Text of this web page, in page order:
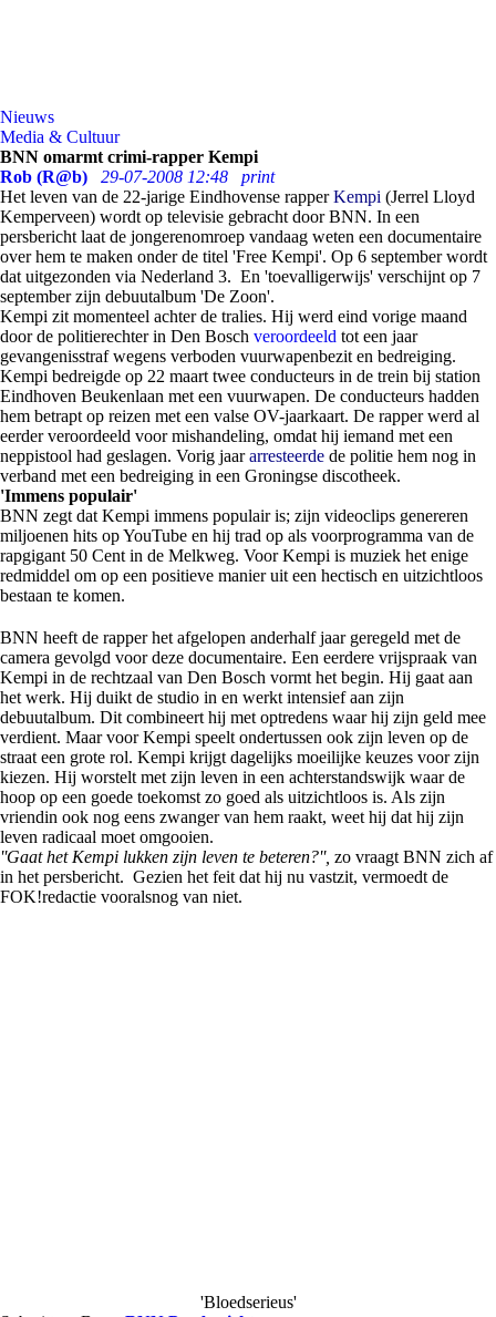
Nieuws
Media & Cultuur
BNN omarmt crimi-rapper Kempi
Rob (R@b)
29-07-2008 12:48
print
Het leven van de 22-jarige Eindhovense rapperKempi (Jerrel Lloyd
Kemperveen) wordt op televisie gebracht door BNN. In een
persbericht laat de jongerenomroep vandaag weten een documentaire
over hem te maken onder de titel 'Free Kempi'. Op 6 september wordt
dat uitgezonden via Nederland 3. En 'toevalligerwijs' verschijnt op 7
september zijn debuutalbum 'De Zoon'.
Kempi zit momenteel achter de tralies. Hij werd eind vorige maand
door de politierechter in Den Bosch veroordeeld tot een jaar
gevangenisstraf wegens verboden vuurwapenbezit en bedreiging.
Kempi bedreigde op 22 maart twee conducteurs in de trein bij station
Eindhoven Beukenlaan met een vuurwapen. De conducteurs hadden
hem betrapt op reizen met een valse OV-jaarkaart. De rapper werd al
eerder veroordeeld voor mishandeling, omdat hij iemand met een
neppistool had geslagen. Vorig jaararresteerde de politie hem nog in
verband met een bedreiging in een Groningse discotheek.
'Immens populair'
BNN zegt dat Kempi immens populair is; zijn videoclips genereren
miljoenen hits op YouTube en hij trad op als voorprogramma van de
rapgigant 50 Cent in de Melkweg. Voor Kempi is muziek het enige
redmiddel om op een positieve manier uit een hectisch en uitzichtloos
bestaan te komen.
BNN heeft de rapper het afgelopen anderhalf jaar geregeld met de
camera gevolgd voor deze documentaire. Een eerdere vrijspraak van
Kempi in de rechtzaal van Den Bosch vormt het begin. Hij gaat aan
het werk. Hij duikt de studio in en werkt intensief aan zijn
debuutalbum. Dit combineert hij met optredens waar hij zijn geld mee
verdient. Maar voor Kempi speelt ondertussen ook zijn leven op de
straat een grote rol. Kempi krijgt dagelijks moeilijke keuzes voor zijn
kiezen. Hij worstelt met zijn leven in een achterstandswijk waar de
hoop op een goede toekomst zo goed als uitzichtloos is. Als zijn
vriendin ook nog eens zwanger van hem raakt, weet hij dat hij zijn
leven radicaal moet omgooien.
''Gaat het Kempi lukken zijn leven te beteren?'', zo vraagt BNN zich af
in het persbericht. Gezien het feit dat hij nu vastzit, vermoedt de
FOK!redactie vooralsnog van niet.
'Bloedserieus'